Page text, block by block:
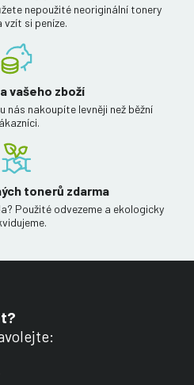
nepoužité neoriginální tonery
si peníze.
vašeho zboží
nás nakoupíte levněji než běžní
tonerů zdarma
Použité odvezeme a ekologicky